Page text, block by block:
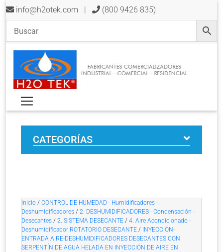
info@h2otek.com | (800 9426 835)
CATEGORÍAS
Inicio / CONTROL DE HUMEDAD - Humidificadores -
Deshumidificadores / 2. DESHUMIDIFICADORES - Condensación -
Desecantes / 2. SISTEMA DESECANTE / 4. Aire Acondicionado -
Deshumidificador ROTATORIO DESECANTE / INYECCIÓN-
ENTRADA AIRE-DESHUMIDIFICADORES DESECANTES CON
SERPENTÍN DE AGUA HELADA EN INYECCIÓN DE AIRE EN